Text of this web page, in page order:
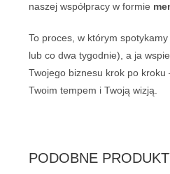
naszej współpracy w formie
To proces, w którym
lub co dwa tygodnie), a ja
Twojego biznesu krok po kroku
Twoim tempem i Twoją wizją.
PODOBNE